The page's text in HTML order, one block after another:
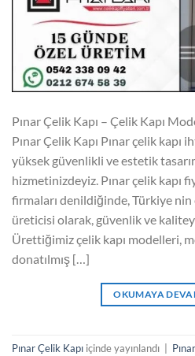
Pınar Çelik Kapı – Çelik Kapı
Pınar Çelik Kapı Pınar çelik kapı
yüksek güvenlikli ve estetik
hizmetinizdeyiz. Pınar çelik kapı
firmaları denildiğinde, Türkiye nin
üreticisi olarak, güvenlik ve
Ürettiğimiz çelik kapı modelleri,
donatılmış […]
OKUMAYA
Pınar Çelik Kapı içinde yayınlandı